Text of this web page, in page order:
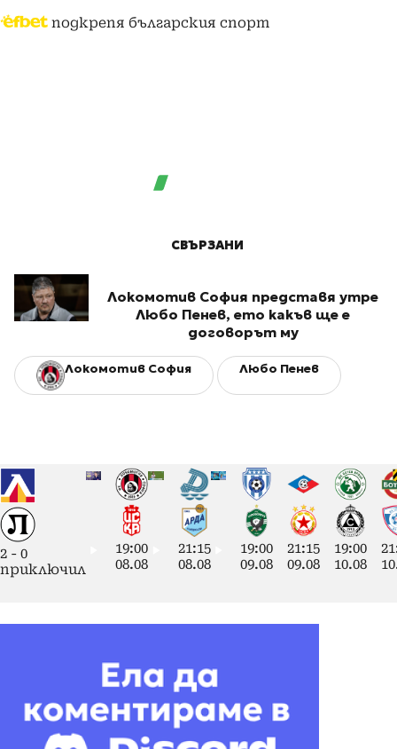
подкрепя българския спорт
СВЪРЗАНИ
Локомотив София представя утре
Любо Пенев, ето какъв ще е
договорът му
Локомотив София Любо Пенев
2 - 0
приключил
19:00
08.08
21:15
08.08
19:00
09.08
21:15
09.08
19:00
10.08